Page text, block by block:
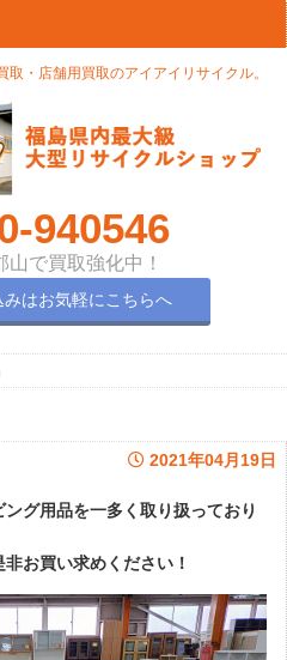
・店舗用買取のアイアイリサイクル。
940546
で買取強化中！
はお気軽にこちらへ
2021年04月19日
グ用品を一多く取り扱っており
お買い求めください！